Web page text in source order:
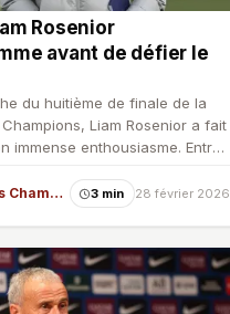
Rosenior
avant de défier le
du huitième de finale de la
Liam Rosenior a fait
immense enthousiasme. Entre
Ligue des Champions 3 min 28 février 2026